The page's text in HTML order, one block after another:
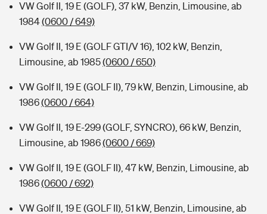
VW Golf II, 19 E (GOLF), 37 kW, Benzin, Limousine, ab
1984(0600 / 649)
VW Golf II, 19 E (GOLF GTI/V 16), 102 kW, Benzin,
Limousine, ab 1985(0600 / 650)
VW Golf II, 19 E (GOLF II), 79 kW, Benzin, Limousine, ab
1986(0600 / 664)
VW Golf II, 19 E-299 (GOLF, SYNCRO), 66 kW, Benzin,
Limousine, ab 1986(0600 / 669)
VW Golf II, 19 E (GOLF II), 47 kW, Benzin, Limousine, ab
1986(0600 / 692)
VW Golf II, 19 E (GOLF II), 51 kW, Benzin, Limousine, ab